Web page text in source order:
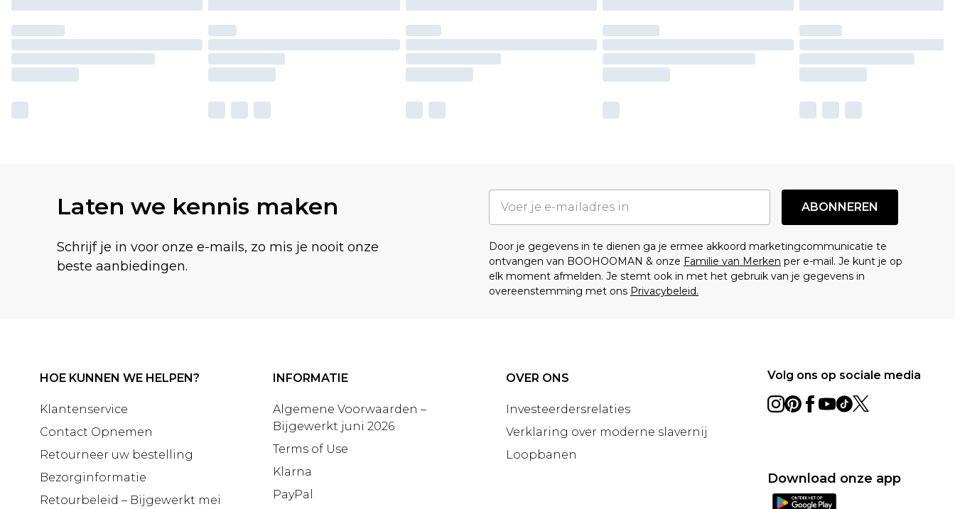
Laten we kennis maken
Schrijf je in voor onze e-mails, zo mis je nooit onze
beste aanbiedingen.
ABONNEREN
Door je gegevens in te dienen ga je ermee akkoord marketingcommunicatie te
ontvangen van BOOHOOMAN & onze Familie van Merken per e-mail. Je kunt je op
elk moment afmelden. Je stemt ook in met het gebruik van je gegevens in
overeenstemming met ons Privacybeleid.
HOE KUNNEN WE HELPEN?
Klantenservice
Contact Opnemen
Retourneer uw bestelling
Bezorginformatie
Retourbeleid – Bijgewerkt mei
INFORMATIE
Algemene Voorwaarden –
Bijgewerkt juni 2026
Terms of Use
Klarna
PayPal
OVER ONS
Investeerdersrelaties
Verklaring over moderne slavernij
Loopbanen
Volg ons op sociale media
Download onze app